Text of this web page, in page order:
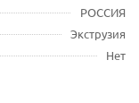
РОССИЯ
Экструзия
Нет